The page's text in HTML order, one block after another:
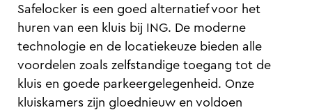
Safelocker is een goed alternatief voor het
huren van een kluis bij ING. De moderne
technologie en de locatiekeuze bieden alle
voordelen zoals zelfstandige toegang tot de
kluis en goede parkeergelegenheid. Onze
kluiskamers zijn gloednieuw en voldoen